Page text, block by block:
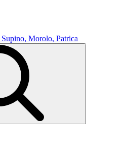
Supino, Morolo, Patrica